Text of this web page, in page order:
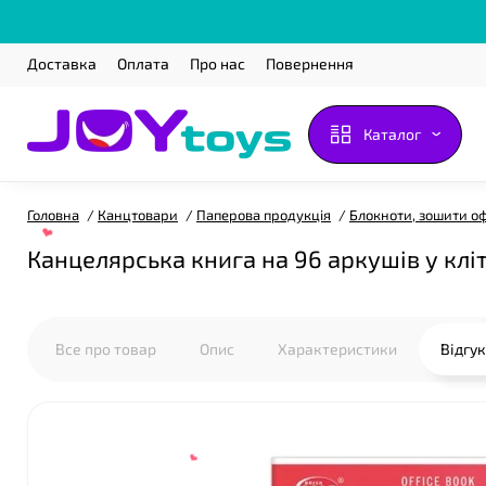
Доставка Оплата Про нас Повернення
Каталог
Головна Канцтовари Паперова продукція Блокноти, зошити
Канцелярська книга на 96 аркушів у
Все про товар Опис Характеристики